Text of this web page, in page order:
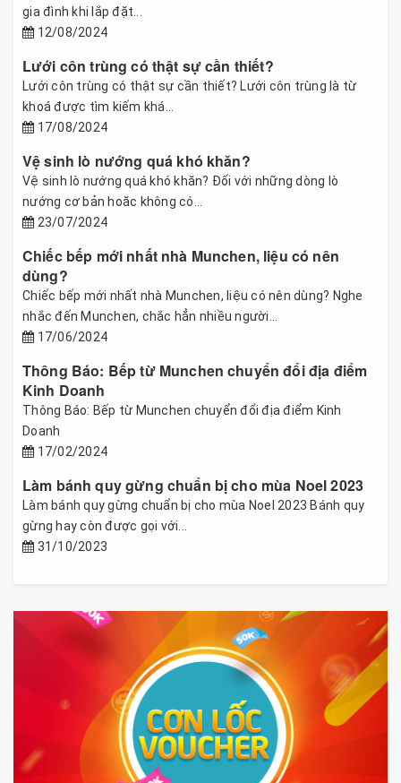
gia đình khi lắp đặt...
12/08/2024
Lưới côn trùng có thật sự cần thiết?
Lưới côn trùng có thật sự cần thiết? Lưới côn trùng là từ
khoá được tìm kiếm khá...
17/08/2024
Vệ sinh lò nướng quá khó khăn?
Vệ sinh lò nướng quá khó khăn? Đối với những dòng lò
nướng cơ bản hoăc không có...
23/07/2024
Chiếc bếp mới nhất nhà Munchen, liệu có nên
dùng?
Chiếc bếp mới nhất nhà Munchen, liệu có nên dùng? Nghe
nhắc đến Munchen, chắc hẳn nhiều người...
17/06/2024
Thông Báo: Bếp từ Munchen chuyển đổi địa điểm
Kinh Doanh
Thông Báo: Bếp từ Munchen chuyển đổi địa điểm Kinh
Doanh
17/02/2024
Làm bánh quy gừng chuẩn bị cho mùa Noel 2023
Làm bánh quy gừng chuẩn bị cho mùa Noel 2023 Bánh quy
gừng hay còn được gọi với...
31/10/2023